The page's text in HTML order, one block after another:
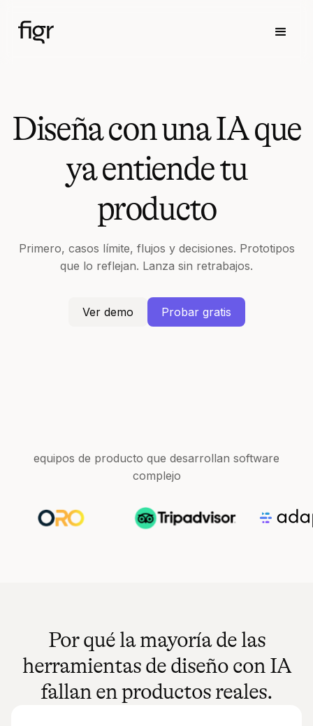
Diseña con una IA que
ya entiende tu
producto
Primero, casos límite, flujos y decisiones. Prototipos
que lo reflejan. Lanza sin retrabajos.
Ver demo Probar gratis
equipos de producto que desarrollan software
complejo
Por qué la mayoría de las
herramientas de diseño con IA
fallan en productos reales.